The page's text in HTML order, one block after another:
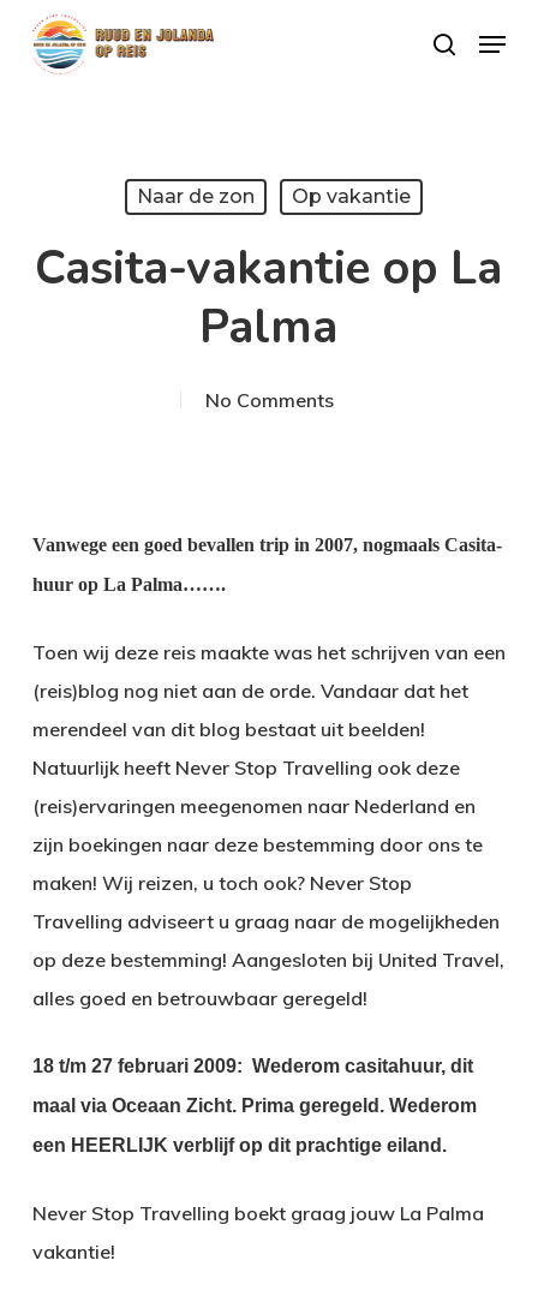
Skip
search
Menu
Naar de zon Op vakantie
Casita-vakantie op La
Palma
No Comments
Vanwege een goed bevallen trip in 2007, nogmaals Casita-
huur op La Palma…….
Toen wij deze reis maakte was het schrijven van een
(reis)blog nog niet aan de orde. Vandaar dat het
merendeel van dit blog bestaat uit beelden!
Natuurlijk heeft Never Stop Travelling ook deze
(reis)ervaringen meegenomen naar Nederland en
zijn boekingen naar deze bestemming door ons te
maken! Wij reizen, u toch ook? Never Stop
Travelling adviseert u graag naar de mogelijkheden
op deze bestemming! Aangesloten bij United Travel,
alles goed en betrouwbaar geregeld!
18 t/m 27 februari 2009: Wederom casitahuur, dit
maal via Oceaan Zicht. Prima geregeld. Wederom
een HEERLIJK verblijf op dit prachtige eiland.
Never Stop Travelling boekt graag jouw La Palma
vakantie!